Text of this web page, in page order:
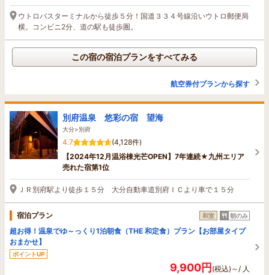
ウトロバスターミナルから徒歩５分！国道３３４号線沿いウトロ郵便局
横。コンビニ2分、道の駅も徒歩圏。
この宿の宿泊プランをすべてみる
航空券付プランから探す
別府温泉 悠彩の宿 望海
大分>別府
4.7
(4,128件)
【2024年12月温浴棟光芒OPEN】7年連続★九州エリア
売れた宿第1位
ＪＲ別府駅より徒歩１５分 大分自動車道別府ＩＣより車で１５分
宿泊プラン 和室 朝のみ
超お得！温泉でゆ～っくり1泊朝食（THE 和定食）プラン【お部屋タイプ
おまかせ】
ポイントUP
9,900円(税込)～/ 人